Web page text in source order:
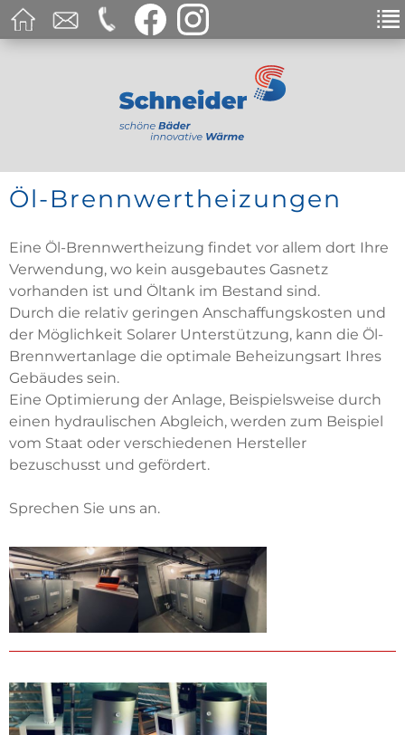
Öl-Brennwertheizungen
Eine Öl-Brennwertheizung findet vor allem dort Ihre
Verwendung, wo kein ausgebautes Gasnetz
vorhanden ist und Öltank im Bestand sind.
Durch die relativ geringen Anschaffungskosten und
der Möglichkeit Solarer Unterstützung, kann die Öl-
Brennwertanlage die optimale Beheizungsart Ihres
Gebäudes sein.
Eine Optimierung der Anlage, Beispielsweise durch
einen hydraulischen Abgleich, werden zum Beispiel
vom Staat oder verschiedenen Hersteller
bezuschusst und gefördert.
Sprechen Sie uns an.